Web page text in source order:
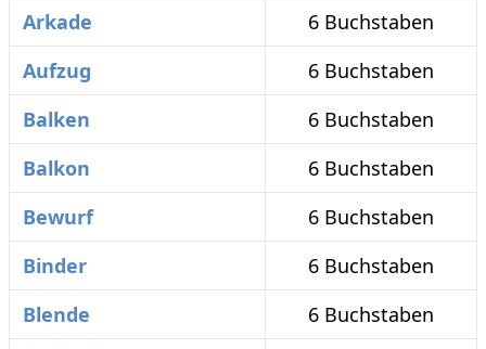
Arkade
6 Buchstaben
Aufzug
6 Buchstaben
Balken
6 Buchstaben
Balkon
6 Buchstaben
Bewurf
6 Buchstaben
Binder
6 Buchstaben
Blende
6 Buchstaben